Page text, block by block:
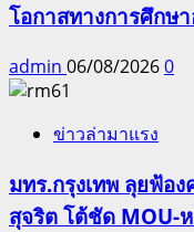
โอกาสทางการศึกษ
admin 06/08/20260
ข่าวล่ามาแรง
มทร.กรุงเทพ ลุยฟ้อ
สุจริต โต้ชัด MOU-